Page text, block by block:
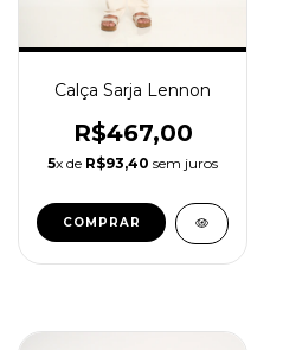
Calça Sarja Lennon
R$467,00
5x de R$93,40 sem juros
COMPRAR